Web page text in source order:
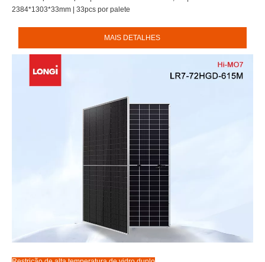
2384*1303*33mm | 33pcs por palete
MAIS DETALHES